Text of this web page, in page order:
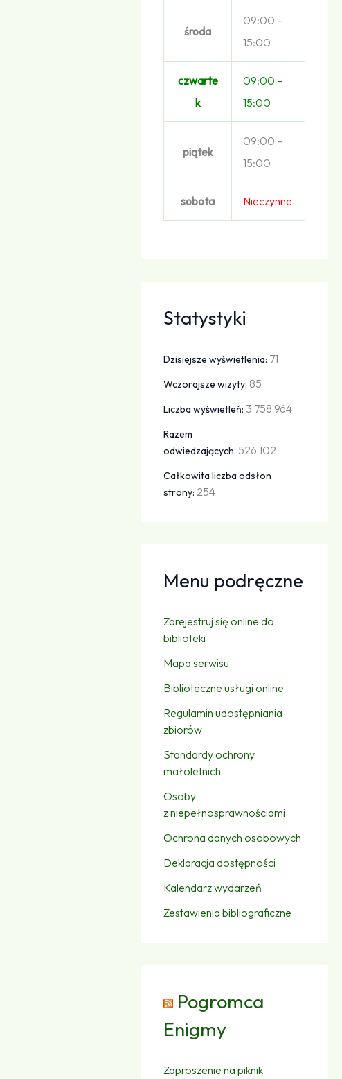
środa
09:00 –
15:00
czwarte
k
09:00 –
15:00
piątek
09:00 –
15:00
sobota Nieczynne
Statystyki
Dzisiejsze wyświetlenia: 71
Wczorajsze wizyty: 85
Liczba wyświetleń: 3 758 964
Razem
odwiedzających: 526 102
Całkowita liczba odsłon
strony: 254
Menu podręczne
Zarejestruj się online do
biblioteki
Mapa serwisu
Biblioteczne usługi online
Regulamin udostępniania
zbiorów
Standardy ochrony
małoletnich
Osoby
z niepełnosprawnościami
Ochrona danych osobowych
Deklaracja dostępności
Kalendarz wydarzeń
Zestawienia bibliograficzne
Pogromca
Enigmy
Zaproszenie na piknik